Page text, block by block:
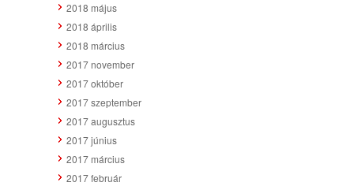
2018 május
2018 április
2018 március
2017 november
2017 október
2017 szeptember
2017 augusztus
2017 június
2017 március
2017 február